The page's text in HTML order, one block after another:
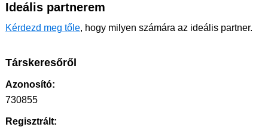
Ideális partnerem
Kérdezd meg tőle, hogy milyen számára az ideális partner.
Társkeresőről
Azonosító:
730855
Regisztrált: